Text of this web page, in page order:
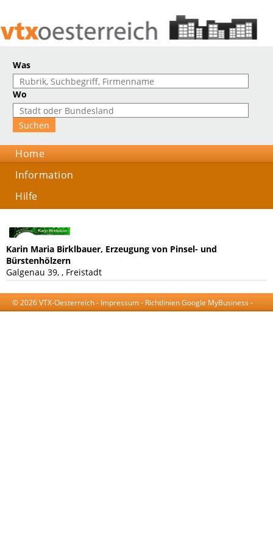
Was
Wo
Home
Information
Hilfe
Karin Maria Birklbauer, Erzeugung von Pinsel- und
Bürstenhölzern
Galgenau 39, , Freistadt
© 2026 VTX-Oesterreich - Impressum- Richtlinien Google MyBusiness -
AGB-Datenschutzerklärung